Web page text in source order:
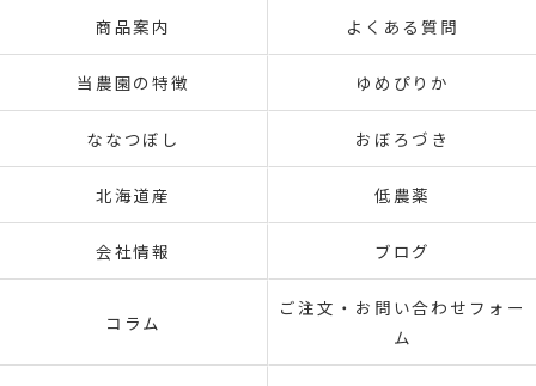
商品案内 よくある質問
当農園の特徴 ゆめぴりか
ななつぼし おぼろづき
北海道産 低農薬
会社情報 ブログ
コラム
ご注文・お問い合わせフォー
ム